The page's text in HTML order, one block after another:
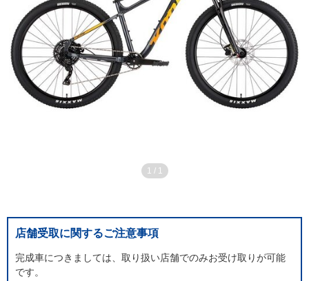
1 / 1
店舗受取に関するご注意事項
完成車につきましては、取り扱い店舗でのみお受け取りが可能
です。